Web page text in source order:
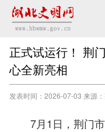
正式试运行！ 荆
心全新亮相
发表时间：2026-07-03 来源
7月1日，荆门